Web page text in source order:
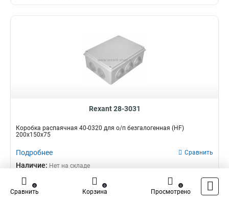
Rexant 28-3031
Коробка распаячная 40-0320 для о/п безгалогенная (HF)
200х150х75
Подробнее Сравнить
Наличие: Нет на складе
Сравнить
0
Корзина
0
Просмотрено
0